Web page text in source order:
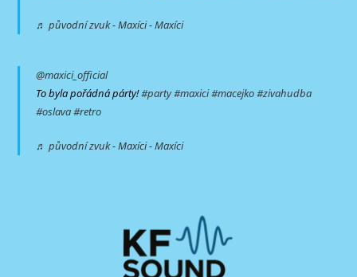
♬ původní zvuk - Maxíci - Maxíci
@maxici_official
To byla pořádná párty!#party#maxici#macejko#zivahudba
#oslava#retro
♬ původní zvuk - Maxíci - Maxíci